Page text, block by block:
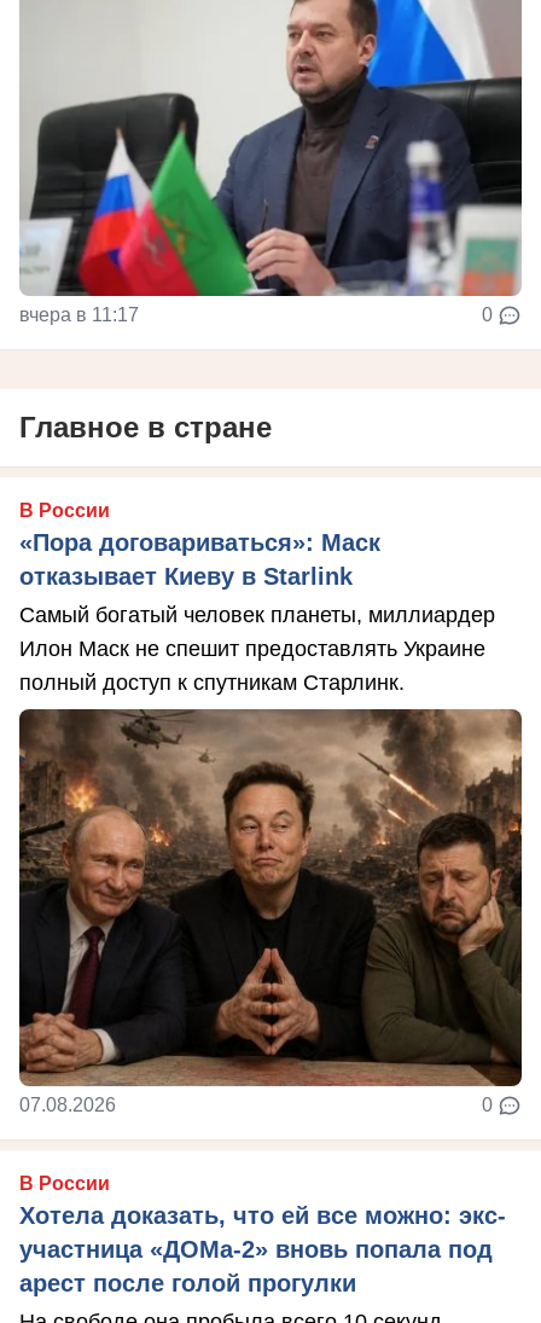
вчера в 11:17 0
Главное в стране
В России
«Пора договариваться»: Маск
отказывает Киеву в Starlink
Самый богатый человек планеты, миллиардер
Илон Маск не спешит предоставлять Украине
полный доступ к спутникам Старлинк.
07.08.2026 0
В России
Хотела доказать, что ей все можно: экс-
участница «ДОМа-2» вновь попала под
арест после голой прогулки